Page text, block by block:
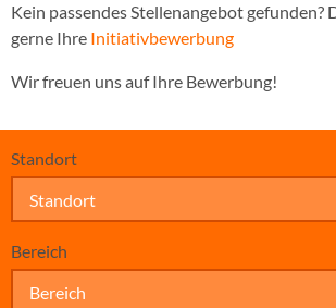
Kein passendes Stellenangebot gefunden?
gerne Ihre Initiativbewerbung
Wir freuen uns auf Ihre Bewerbung!
Standort
Standort
Bereich
Bereich